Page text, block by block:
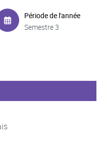
Période de l'année
Semestre 3